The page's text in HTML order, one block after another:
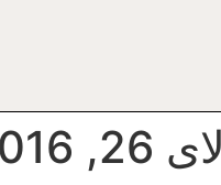
2016